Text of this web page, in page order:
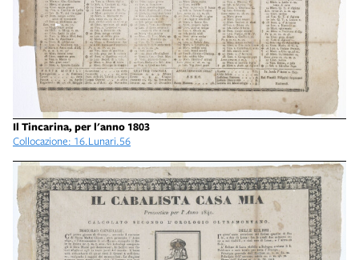
Il Tincarina, per l'anno 1803
Collocazione: 16.Lunari.56